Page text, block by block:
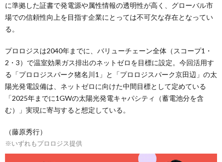
に準拠した証書で発電源や属性情報の透明性が高く、グローバル市
場での信頼性向上を目指す企業にとっては不可欠な存在となってい
る。
プロロジスは2040年までに、バリューチェーン全体（スコープ1・
2・3）で温室効果ガス排出のネットゼロを目標に設定。今回活用す
る「プロロジスパーク猪名川1」と「プロロジスパーク京田辺」の太
陽光発電設備は、ネットゼロに向けた中間目標として定めている
「2025年までに1GWの太陽光発電キャパシティ（蓄電池分を含
む）」実現に寄与すると想定している。
（藤原秀行）
※いずれもプロロジス提供